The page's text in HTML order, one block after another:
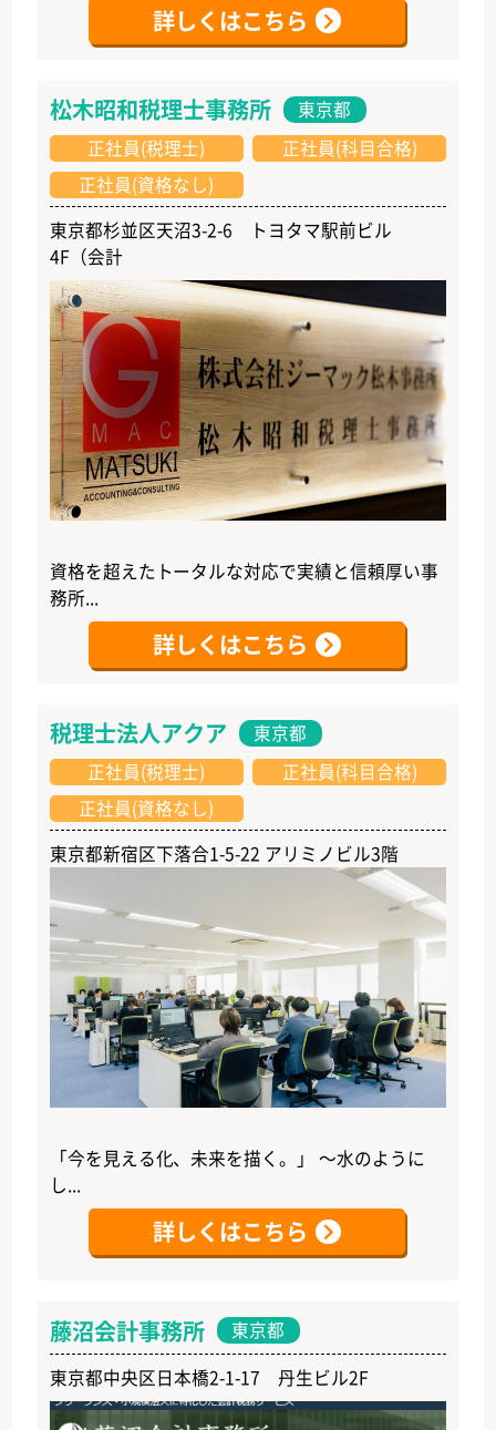
詳しくはこちら
松木昭和税理士事務所
東京都
正社員(税理士)
正社員(科目合格)
正社員(資格なし)
東京都杉並区天沼3-2-6 トヨタマ駅前ビル
4F（会計
資格を超えたトータルな対応で実績と信頼厚い事
務所...
詳しくはこちら
税理士法人アクア
東京都
正社員(税理士)
正社員(科目合格)
正社員(資格なし)
東京都新宿区下落合1-5-22 アリミノビル3階
「今を見える化、未来を描く。」 ～水のように
し...
詳しくはこちら
藤沼会計事務所
東京都
東京都中央区日本橋2-1-17 丹生ビル2F